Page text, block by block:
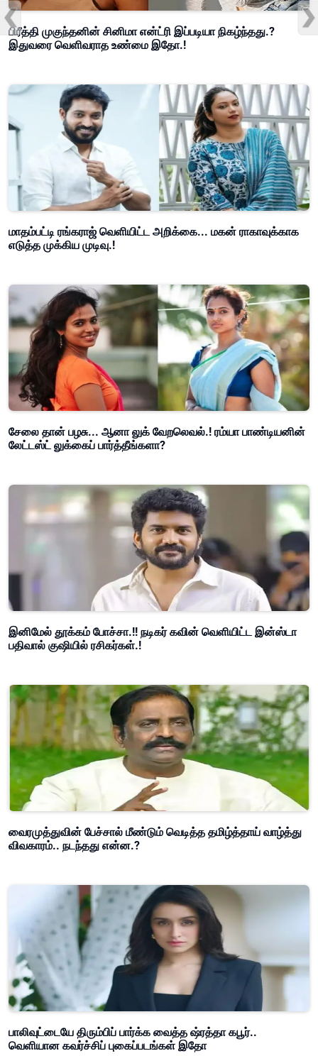
பிரீத்தி முகுந்தனின் சினிமா என்ட்ரி இப்படியா நிகழ்ந்தது.?
இதுவரை வெளிவராத உண்மை இதோ.!
மாதம்பட்டி ரங்கராஜ் வெளியிட்ட அறிக்கை... மகன் ராகாவுக்காக
எடுத்த முக்கிய முடிவு.!
சேலை தான் பழசு... ஆனா லுக் வேறலெவல்.! ரம்யா பாண்டியனின்
லேட்டஸ்ட் லுக்கைப் பார்த்தீங்களா?
இனிமேல் தூக்கம் போச்சா.!! நடிகர் கவின் வெளியிட்ட இன்ஸ்டா
பதிவால் குஷியில் ரசிகர்கள்.!
வைரமுத்துவின் பேச்சால் மீண்டும் வெடித்த தமிழ்த்தாய் வாழ்த்து
விவகாரம்.. நடந்தது என்ன.?
பாலிவுட்டையே திரும்பிப் பார்க்க வைத்த ஷ்ரத்தா கபூர்..
வெளியான கவர்ச்சிப் புகைப்படங்கள் இதோ